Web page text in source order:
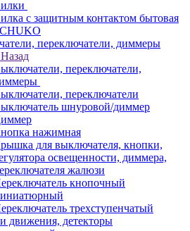
с защитным контактом бытовая
переключатели, диммеры
Назад
переключатели,
переключатели
шнуровой/диммер
нажимная
для выключателя, кнопки,
освещенности, диммера,
жалюзи
кнопочный
трехступенчатый
движения, детекторы